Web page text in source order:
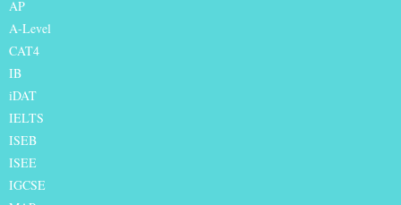
AP
A-Level
CAT4
IB
iDAT
IELTS
ISEB
ISEE
IGCSE